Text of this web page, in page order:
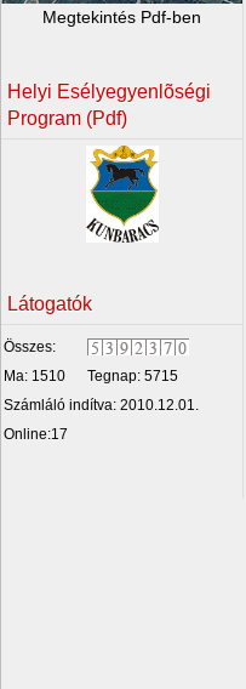
Megtekintés Pdf-ben
Helyi Esélyegyenlõségi
Program (Pdf)
Látogatók
Összes:
Ma: 1510
Tegnap: 5715
Számláló indítva: 2010.12.01.
Online:17